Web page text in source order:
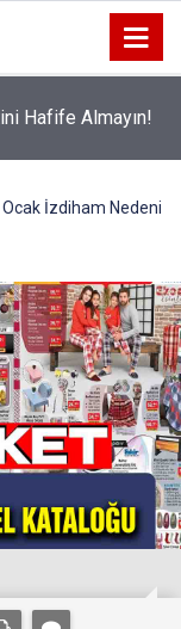
Hafife Almayın!
İzdiham Nedeni